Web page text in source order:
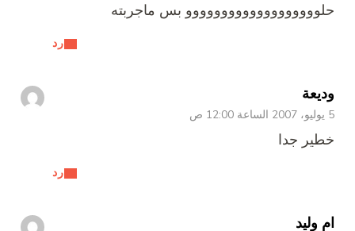
رد
حلووووووووووووووووووو بس ماجربته
وديعة
5 يوليو، 2007 الساعة 12:00 ص
رد
خطير جدا
ام وليد